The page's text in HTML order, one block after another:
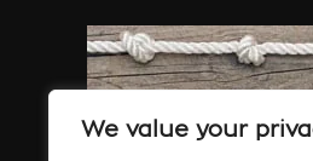
We value your